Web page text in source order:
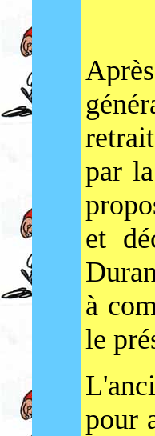
par
et
à
le
pour